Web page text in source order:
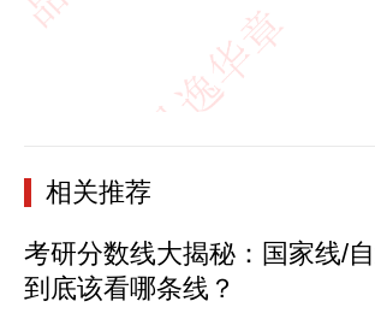
相关推荐
考研分数线大揭秘：国家线/
到底该看哪条线？